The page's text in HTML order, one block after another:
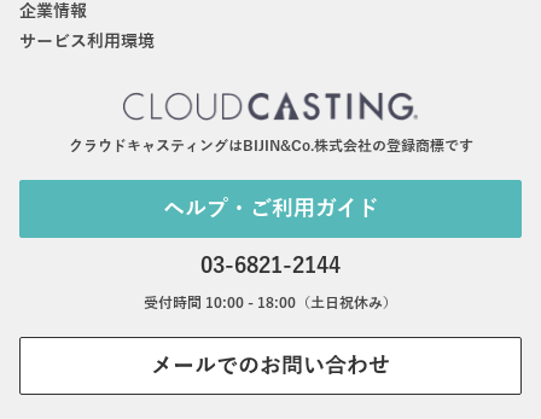
企業情報
サービス利用環境
クラウドキャスティングはBIJIN&Co.株式会社の登録商標です
ヘルプ・ご利用ガイド
03-6821-2144
受付時間 10:00 - 18:00（土日祝休み）
メールでのお問い合わせ